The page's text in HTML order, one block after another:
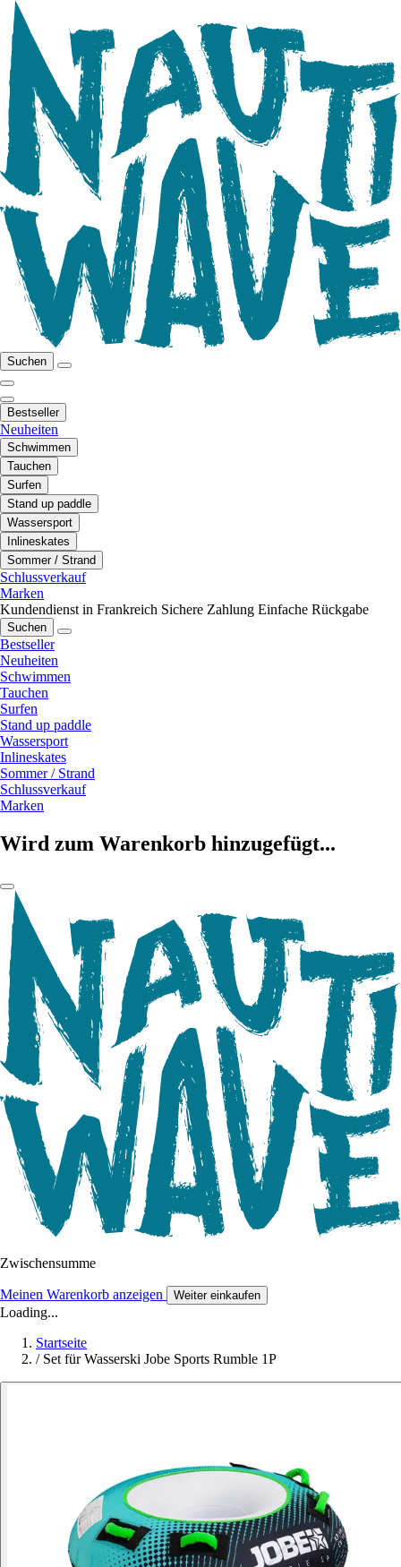
Suchen
Bestseller
Neuheiten
Schwimmen
Tauchen
Surfen
Stand up paddle
Wassersport
Inlineskates
Sommer / Strand
Schlussverkauf
Marken
Kundendienst in Frankreich Sichere Zahlung Einfache Rückgabe
Suchen
Bestseller
Neuheiten
Schwimmen
Tauchen
Surfen
Stand up paddle
Wassersport
Inlineskates
Sommer / Strand
Schlussverkauf
Marken
Wird zum Warenkorb hinzugefügt...
Zwischensumme
Meinen Warenkorb anzeigen Weiter einkaufen
Loading...
Startseite
/ Set für Wasserski Jobe Sports Rumble 1P